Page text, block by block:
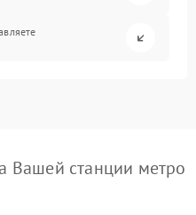
Вашей станции метро